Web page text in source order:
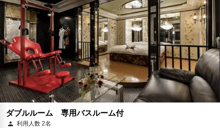
ダブルルーム 専用バスルーム付
利用人数 2名